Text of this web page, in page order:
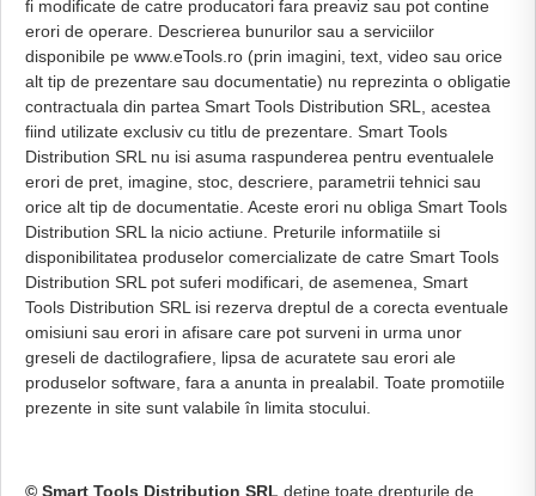
fi modificate de catre producatori fara preaviz sau pot contine
erori de operare. Descrierea bunurilor sau a serviciilor
disponibile pe www.eTools.ro (prin imagini, text, video sau orice
alt tip de prezentare sau documentatie) nu reprezinta o obligatie
contractuala din partea Smart Tools Distribution SRL, acestea
fiind utilizate exclusiv cu titlu de prezentare. Smart Tools
Distribution SRL nu isi asuma raspunderea pentru eventualele
erori de pret, imagine, stoc, descriere, parametrii tehnici sau
orice alt tip de documentatie. Aceste erori nu obliga Smart Tools
Distribution SRL la nicio actiune. Preturile informatiile si
disponibilitatea produselor comercializate de catre Smart Tools
Distribution SRL pot suferi modificari, de asemenea, Smart
Tools Distribution SRL isi rezerva dreptul de a corecta eventuale
omisiuni sau erori in afisare care pot surveni in urma unor
greseli de dactilografiere, lipsa de acuratete sau erori ale
produselor software, fara a anunta in prealabil. Toate promotiile
prezente in site sunt valabile în limita stocului.
© Smart Tools Distribution SRL detine toate drepturile de